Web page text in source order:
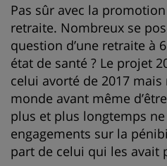
Pas sûr avec la
retraite. Nombreux se
question d’une retraite à
état de santé ? Le projet
celui avorté de 2017 mais
monde avant même
plus et plus longtemps
engagements sur la
part de celui qui les avait